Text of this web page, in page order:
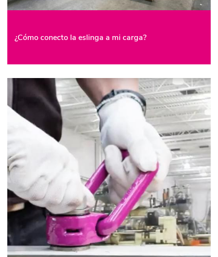
¿Cómo conecto la eslinga a mi carga?